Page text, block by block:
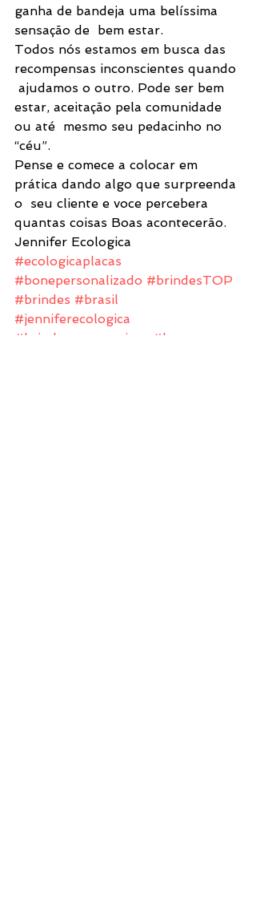
ganha de bandeja uma belíssima
sensação de  bem estar.
Todos nós estamos em busca das
recompensas inconscientes quando
ajudamos o outro. Pode ser bem
estar, aceitação pela comunidade
ou até  mesmo seu pedacinho no
“céu”.
Pense e comece a colocar em
prática dando algo que surpreenda
o  seu cliente e voce percebera
quantas coisas Boas acontecerão.
Jennifer Ecologica
#ecologicaplacas
#bonepersonalizado #brindesTOP
#brindes #brasil
#jenniferecologica
#brindesautomotivos
#bone